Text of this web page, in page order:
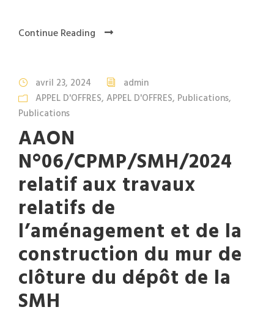
Continue Reading
avril 23, 2024
admin
APPEL D'OFFRES, APPEL D'OFFRES, Publications,
Publications
AAON
N°06/CPMP/SMH/2024
relatif aux travaux
relatifs de
l’aménagement et de la
construction du mur de
clôture du dépôt de la
SMH